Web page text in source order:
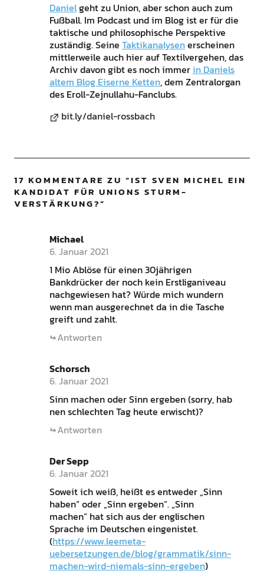
Danielgeht zu Union, aber schon auch zum
Fußball. Im Podcast und im Blog ist er für die
taktische und philosophische Perspektive
zuständig. Seine Taktikanalysenerscheinen
mittlerweile auch hier auf Textilvergehen, das
Archiv davon gibt es noch immerin Daniels
altem Blog Eiserne Ketten, dem Zentralorgan
des Eroll-Zejnullahu-Fanclubs.
bit.ly/daniel-rossbach
17 KOMMENTARE ZU “IST SVEN MICHEL EIN
KANDIDAT FÜR UNIONS STURM-
VERSTÄRKUNG?”
Michael
6. Januar 2021
1 Mio Ablöse für einen 30jährigen
Bankdrücker der noch kein Erstliganiveau
nachgewiesen hat? Würde mich wundern
wenn man ausgerechnet da in die Tasche
greift und zahlt.
Antworten
Schorsch
6. Januar 2021
Sinn machen oder Sinn ergeben (sorry, hab
nen schlechten Tag heute erwischt)?
Antworten
Der Sepp
6. Januar 2021
Soweit ich weiß, heißt es entweder „Sinn
haben“ oder „Sinn ergeben“. „Sinn
machen“ hat sich aus der englischen
Sprache im Deutschen eingenistet.
(https://www.leemeta-
uebersetzungen.de/blog/grammatik/sinn-
machen-wird-niemals-sinn-ergeben)